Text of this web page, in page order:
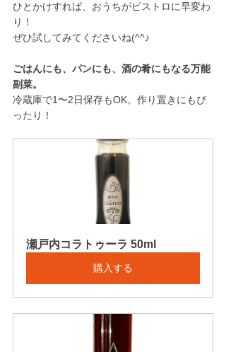
ひとかけすれば、おうちがビストロに早変わ
り！
ぜひ試してみてくださいね(^^♪
ごはんにも、パンにも、酒の肴にもなる万能
副菜。
冷蔵庫で1〜2日保存もOK。作り置きにもぴ
ったり！
瀬戸内コラトゥーラ 50ml
購入する